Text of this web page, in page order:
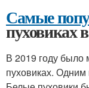
Самые
пуховиках
В 2019 году было
пуховиках.